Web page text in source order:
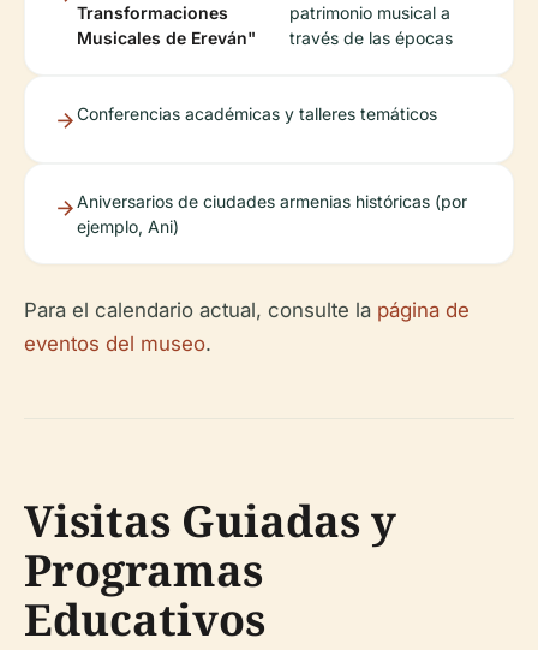
Transformaciones
Musicales de Ereván"
patrimonio musical a
través de las épocas
Conferencias académicas y talleres temáticos
Aniversarios de ciudades armenias históricas (por
ejemplo, Ani)
Para el calendario actual, consulte la página de
eventos del museo.
Visitas Guiadas y
Programas
Educativos